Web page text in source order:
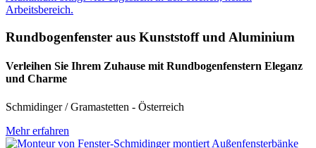
Rundbogenfenster aus Kunststoff und Aluminium
Verleihen Sie Ihrem Zuhause mit Rundbogenfenstern Eleganz
und Charme
Schmidinger / Gramastetten - Österreich
Mehr erfahren